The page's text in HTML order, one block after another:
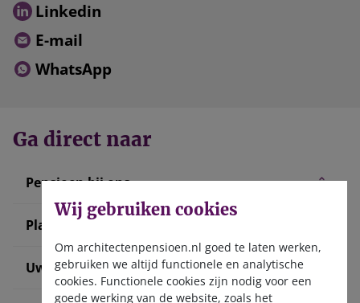
Linkedin
E-mail
WhatsApp
Ga direct naar
Pensioen bij ons
Plan uw pensioen
Uw situatie verandert
Wij gebruiken cookies
Om architectenpensioen.nl goed te laten werken,
gebruiken we altijd functionele en analytische
cookies. Functionele cookies zijn nodig voor een
goede werking van de website, zoals het